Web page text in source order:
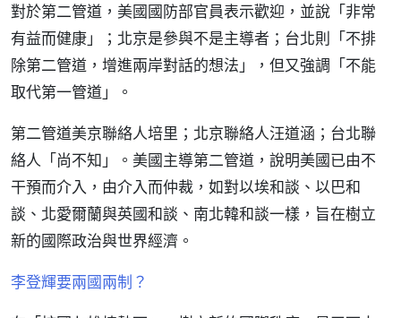
對於第二管道，美國國防部官員表示歡迎，並說「非常
有益而健康」；北京是參與不是主導者；台北則「不排
除第二管道，增進兩岸對話的想法」，但又強調「不能
取代第一管道」。
第二管道美京聯絡人培里；北京聯絡人汪道涵；台北聯
絡人「尚不知」。美國主導第二管道，說明美國已由不
干預而介入，由介入而仲裁，如對以埃和談、以巴和
談、北愛爾蘭與英國和談、南北韓和談一樣，旨在樹立
新的國際政治與世界經濟。
李登輝要兩國兩制？